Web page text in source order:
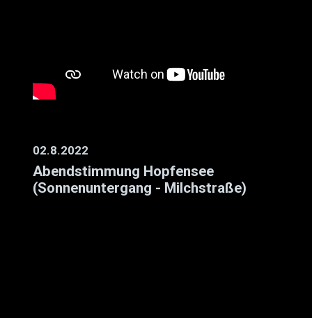
02.8.2022
Abendstimmung Hopfensee
(Sonnenuntergang - Milchstraße)